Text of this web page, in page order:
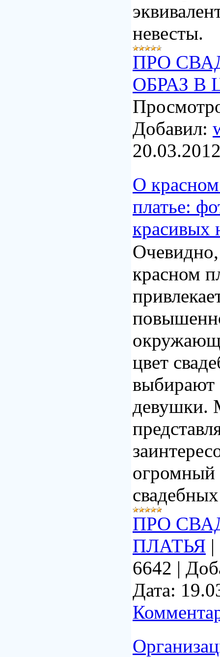
невесты.
ПРО
ОБРАЗ В
Добавил:
О
платье:
красивых
Очевидно,
красном
цвет
выбирают
девушки.
огромный
ПРО
ПЛАТЬЯ |
6642 |
Дата: